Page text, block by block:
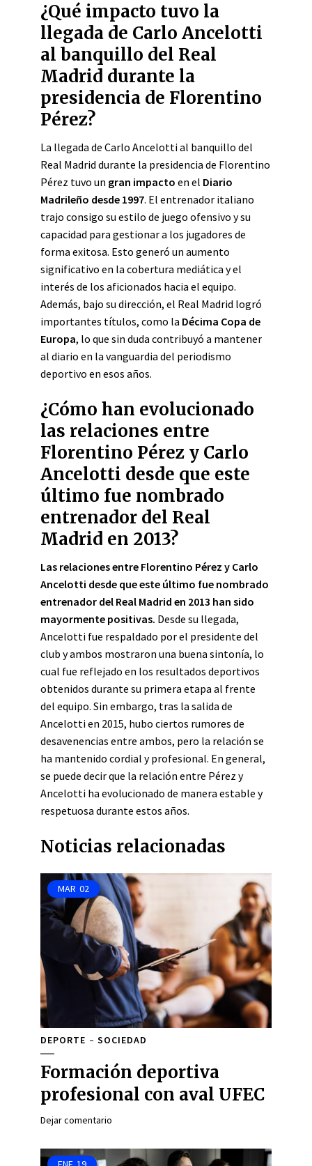
¿Qué impacto tuvo la
llegada de Carlo Ancelotti
al banquillo del Real
Madrid durante la
presidencia de Florentino
Pérez?
La llegada de Carlo Ancelotti al banquillo del
Real Madrid durante la presidencia de Florentino
Pérez tuvo un gran impacto en el Diario
Madrileño desde 1997. El entrenador italiano
trajo consigo su estilo de juego ofensivo y su
capacidad para gestionar a los jugadores de
forma exitosa. Esto generó un aumento
significativo en la cobertura mediática y el
interés de los aficionados hacia el equipo.
Además, bajo su dirección, el Real Madrid logró
importantes títulos, como la Décima Copa de
Europa, lo que sin duda contribuyó a mantener
al diario en la vanguardia del periodismo
deportivo en esos años.
¿Cómo han evolucionado
las relaciones entre
Florentino Pérez y Carlo
Ancelotti desde que este
último fue nombrado
entrenador del Real
Madrid en 2013?
Las relaciones entre Florentino Pérez y Carlo
Ancelotti desde que este último fue nombrado
entrenador del Real Madrid en 2013 han sido
mayormente positivas. Desde su llegada,
Ancelotti fue respaldado por el presidente del
club y ambos mostraron una buena sintonía, lo
cual fue reflejado en los resultados deportivos
obtenidos durante su primera etapa al frente
del equipo. Sin embargo, tras la salida de
Ancelotti en 2015, hubo ciertos rumores de
desavenencias entre ambos, pero la relación se
ha mantenido cordial y profesional. En general,
se puede decir que la relación entre Pérez y
Ancelotti ha evolucionado de manera estable y
respetuosa durante estos años.
Noticias relacionadas
MAR 02
DEPORTE SOCIEDAD
Formación deportiva
profesional con aval UFEC
Dejar comentario